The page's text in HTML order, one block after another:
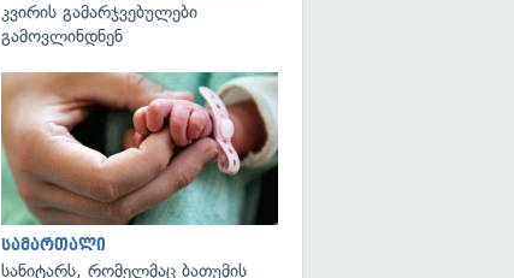
კვირის გამარჯვებულები
გამოვლინდნენ
სამართალი
სანიტარს, რომელმაც ბათუმის